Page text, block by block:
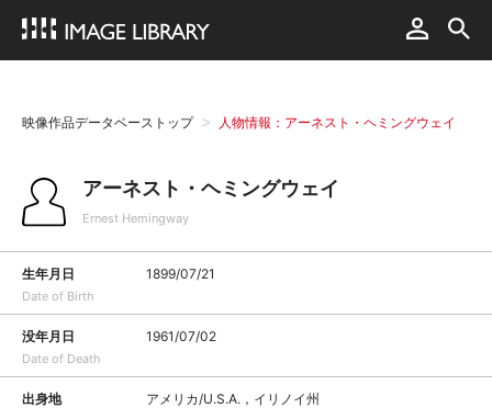
映像作品データベーストップ 人物情報：アーネスト・ヘミングウェイ
アーネスト・ヘミングウェイ
Ernest Hemingway
生年月日
Date of Birth
1899/07/21
没年月日
Date of Death
1961/07/02
出身地 アメリカ/U.S.A.，イリノイ州